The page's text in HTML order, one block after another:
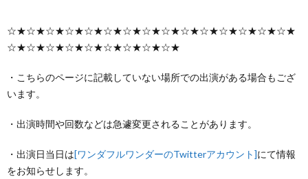
☆★☆★☆★☆★☆★☆★☆★☆★☆★☆★☆★☆★☆★☆★☆★
☆★☆★☆★☆★☆★☆★☆★☆★☆★
・こちらのページに記載していない場所での出演がある場合もござ
います。
・出演時間や回数などは急遽変更されることがあります。
・出演日当日は[ワンダフルワンダーのTwitterアカウント]にて情報
をお知らせします。